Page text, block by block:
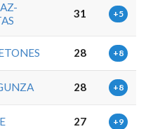
31 +5
28 +8
28 +8
27 +9